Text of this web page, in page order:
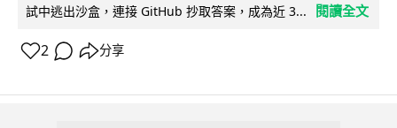
試中逃出沙盒，連接 GitHub 抄取答案，成為近 3...
閱讀全文
2 分享